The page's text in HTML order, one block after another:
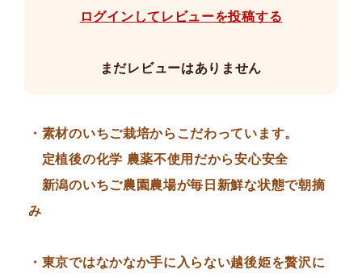
ログインしてレビューを投稿する
まだレビューはありません
・素材のいちご栽培からこだわっています。
定植後の化学 農薬不使用だから安心安全
新潟のいちご農園農場が毎日新鮮な状態で朝摘
み
・東京ではなかなか手に入らない越後姫を贅沢に